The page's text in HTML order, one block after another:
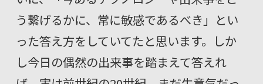
う繋げるかに、常に敏感であるべき」とい
った答え方をしていてたと思います。しか
し今日の偶然の出来事を踏まえて答えれ